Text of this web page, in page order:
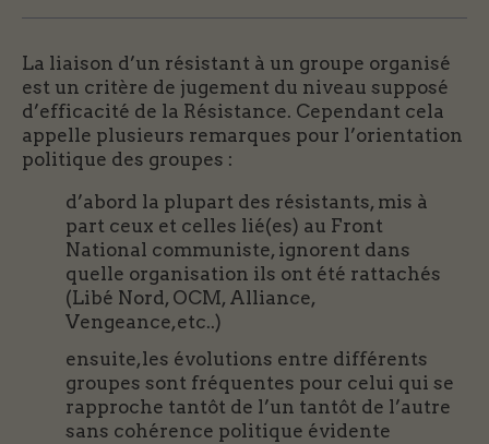
La liaison d’un résistant à un groupe organisé
est un critère de jugement du niveau supposé
d’efficacité de la Résistance. Cependant cela
appelle plusieurs remarques pour l’orientation
politique des groupes :
d’abord la plupart des résistants, mis à
part ceux et celles lié(es) au Front
National communiste, ignorent dans
quelle organisation ils ont été rattachés
(Libé Nord, OCM, Alliance,
Vengeance,etc..)
ensuite,les évolutions entre différents
groupes sont fréquentes pour celui qui se
rapproche tantôt de l’un tantôt de l’autre
sans cohérence politique évidente